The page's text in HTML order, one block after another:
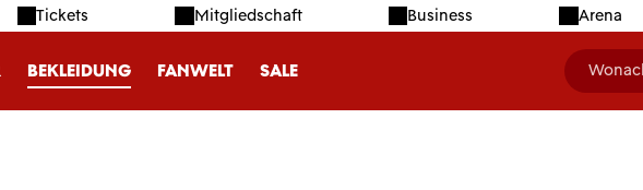
Tickets Mitgliedschaft Business Arena
BEKLEIDUNG FANWELT SALE